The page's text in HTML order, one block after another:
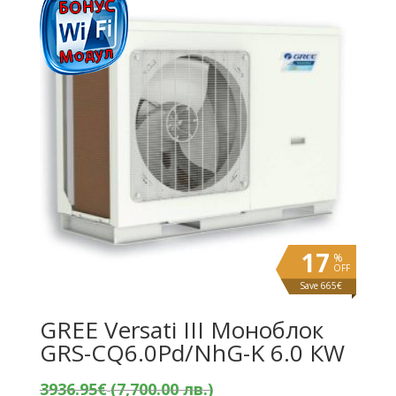
%
OFF
17
Save 665€
GREE Versati III Моноблок
GRS-CQ6.0Pd/NhG-K 6.0 КW
3936.95€(7,700.00 лв.)Original